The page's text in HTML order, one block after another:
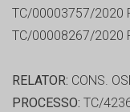
TC/00003757/2020
TC/00008267/2020
RELATOR: CONS.
PROCESSO: TC/